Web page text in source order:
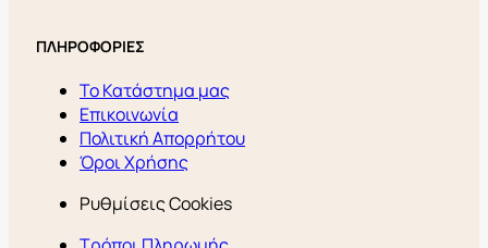
ΠΛΗΡΟΦΟΡΙΕΣ
Το Κατάστημα μας
Επικοινωνία
Πολιτική Απορρήτου
Όροι Χρήσης
Ρυθμίσεις Cookies